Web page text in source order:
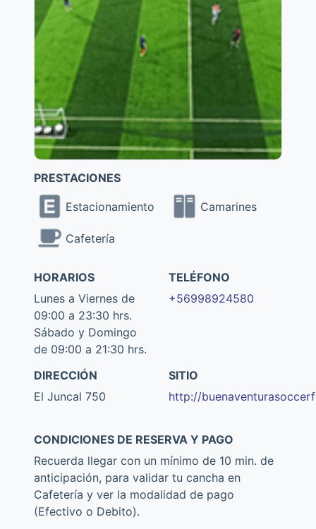
PRESTACIONES
Estacionamiento Camarines
Cafetería
HORARIOS
Lunes a Viernes de
09:00 a 23:30 hrs.
Sábado y Domingo
de 09:00 a 21:30 hrs.
TELÉFONO
+56998924580
DIRECCIÓN
El Juncal 750
SITIO
http://
CONDICIONES DE RESERVA Y PAGO
Recuerda llegar con un mínimo de 10 min. de
anticipación, para validar tu cancha en
Cafetería y ver la modalidad de pago
(Efectivo o Debito).